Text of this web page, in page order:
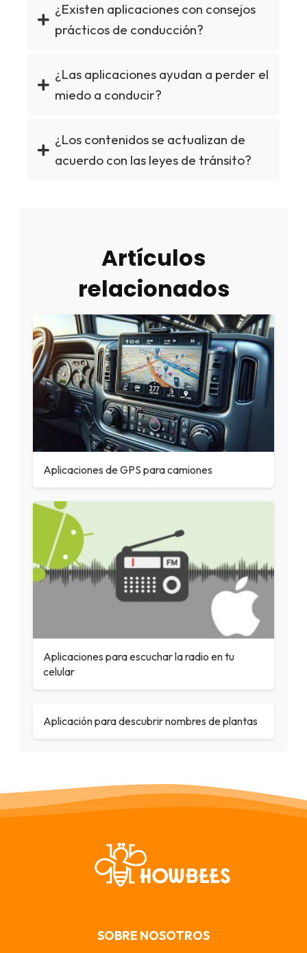
¿Existen aplicaciones con consejos
prácticos de conducción?
¿Las aplicaciones ayudan a perder el
miedo a conducir?
¿Los contenidos se actualizan de
acuerdo con las leyes de tránsito?
Artículos
relacionados
Aplicaciones de GPS para camiones
Aplicaciones para escuchar la radio en tu
celular
Aplicación para descubrir nombres de plantas
SOBRE NOSOTROS